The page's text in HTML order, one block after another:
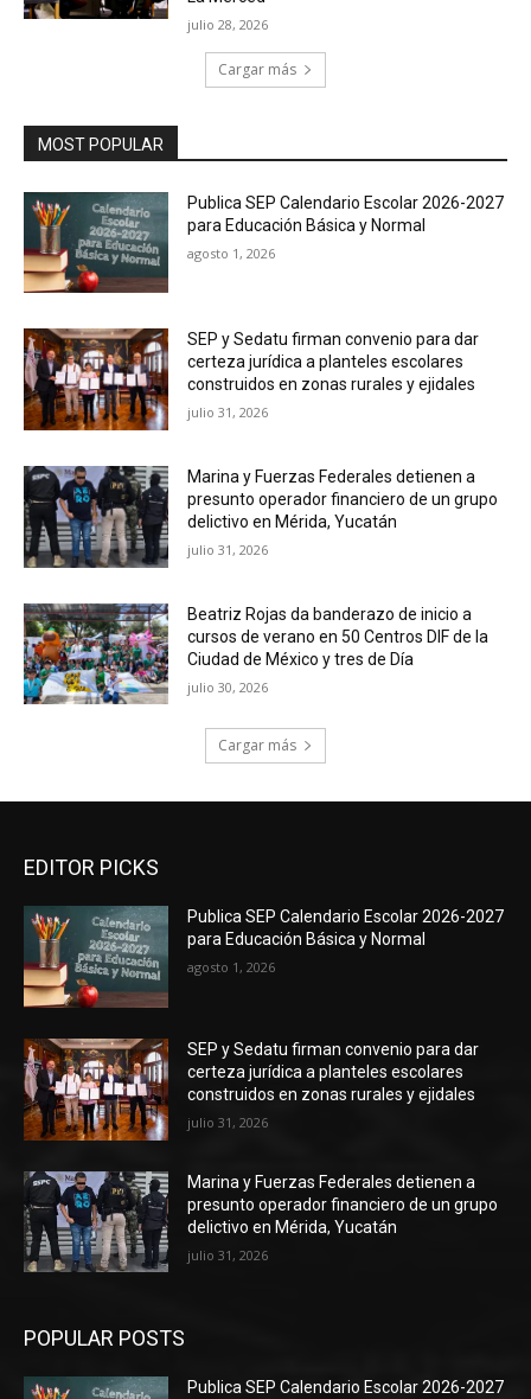
julio 28, 2026
Cargar más
MOST POPULAR
Publica SEP Calendario Escolar 2026-2027
para Educación Básica y Normal
agosto 1, 2026
SEP y Sedatu firman convenio para dar
certeza jurídica a planteles escolares
construidos en zonas rurales y ejidales
julio 31, 2026
Marina y Fuerzas Federales detienen a
presunto operador financiero de un grupo
delictivo en Mérida, Yucatán
julio 31, 2026
Beatriz Rojas da banderazo de inicio a
cursos de verano en 50 Centros DIF de la
Ciudad de México y tres de Día
julio 30, 2026
Cargar más
EDITOR PICKS
Publica SEP Calendario Escolar 2026-2027
para Educación Básica y Normal
agosto 1, 2026
SEP y Sedatu firman convenio para dar
certeza jurídica a planteles escolares
construidos en zonas rurales y ejidales
julio 31, 2026
Marina y Fuerzas Federales detienen a
presunto operador financiero de un grupo
delictivo en Mérida, Yucatán
julio 31, 2026
POPULAR POSTS
Publica SEP Calendario Escolar 2026-2027